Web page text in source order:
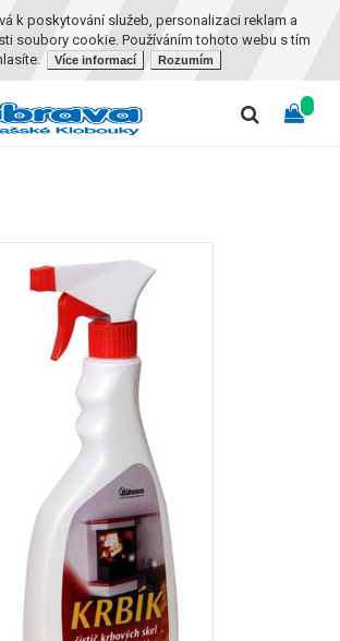
k poskytování služeb, personalizaci reklam a
soubory cookie. Používáním tohoto webu s tím
Více informací Rozumím